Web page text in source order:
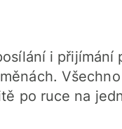
i přijímání
po ruce na